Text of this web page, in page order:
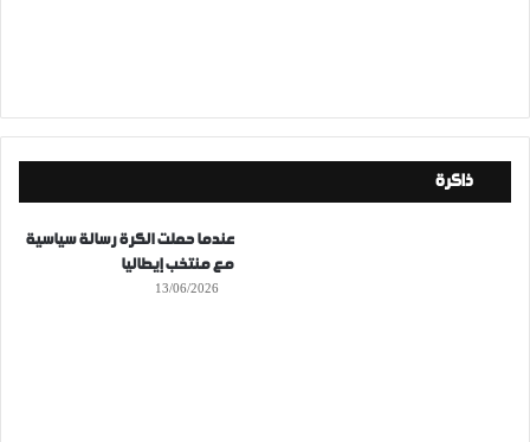
ذاكرة
عندما حملت الكرة رسالة سياسية
مع منتخب إيطاليا
13/06/2026